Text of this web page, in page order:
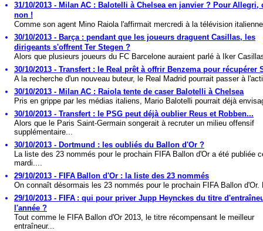
31/10/2013 - Milan AC : Balotelli à Chelsea en janvier ? Pour Allegri,
non !
Comme son agent Mino Raiola l'affirmait mercredi à la télévision
30/10/2013 - Barça : pendant que les joueurs draguent Casillas, les
dirigeants s'offrent Ter Stegen ?
Alors que plusieurs joueurs du FC Barcelone auraient parlé à Iker
30/10/2013 - Transfert : le Real prêt à offrir Benzema pour récupérer
A la recherche d'un nouveau buteur, le Real Madrid pourrait passer à
30/10/2013 - Milan AC : Raiola tente de caser Balotelli à Chelsea
Pris en grippe par les médias italiens, Mario Balotelli pourrait déjà
30/10/2013 - Transfert : le PSG peut déjà oublier Reus et Robben...
Alors que le Paris Saint-Germain songerait à recruter un milieu offensif
supplémentaire...
30/10/2013 - Dortmund : les oubliés du Ballon d'Or ?
La liste des 23 nommés pour le prochain FIFA Ballon d'Or a été publiée
mardi....
29/10/2013 - FIFA Ballon d'Or : la liste des 23 nommés
On connaît désormais les 23 nommés pour le prochain FIFA Ballon d'Or.
29/10/2013 - FIFA : qui pour priver Jupp Heynckes du titre
l'année ?
Tout comme le FIFA Ballon d'Or 2013, le titre récompensant le meilleur
entraîneur...